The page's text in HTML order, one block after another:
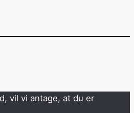
vil vi antage, at du er